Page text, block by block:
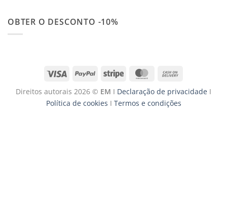
OBTER O DESCONTO -10%
Visa PayPal Stripe MasterCard
Delivery
Direitos autorais 2026 © EM I Declaração de privacidade I
Política de cookies I Termos e condições